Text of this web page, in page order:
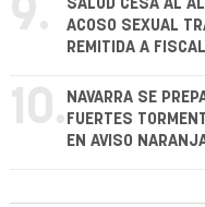
9.
SALUD CESA AL
ACOSO SEXUAL
REMITIDA A
10. NAVARRA SE
FUERTES
EN AVISO